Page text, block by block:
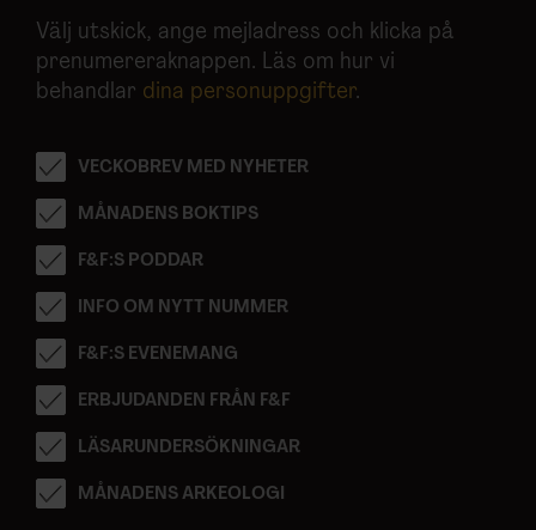
Välj utskick, ange mejladress och klicka på
prenumereraknappen. Läs om hur vi
behandlar dina personuppgifter.
VECKOBREV MED NYHETER
MÅNADENS BOKTIPS
F&F:S PODDAR
INFO OM NYTT NUMMER
F&F:S EVENEMANG
ERBJUDANDEN FRÅN F&F
LÄSARUNDERSÖKNINGAR
MÅNADENS ARKEOLOGI